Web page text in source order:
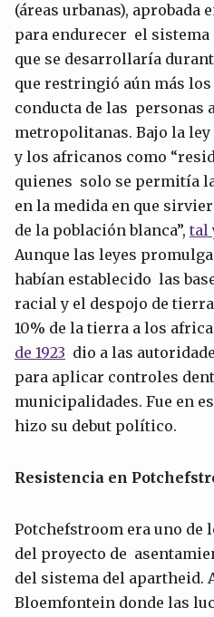
(áreas urbanas), aprobada
para endurecer el
que se desarrollaría
que restringió aún más
conducta de las personas
metropolitanas. Bajo la ley
y los africanos como
quienes solo se permitía
en la medida en que
de la población blanca”, tal
Aunque las leyes
habían establecido las
racial y el despojo de
10% de la tierra a los
de 1923 dio a las
para aplicar controles
municipalidades. Fue en
hizo su debut político.
Resistencia en
Potchefstroom era uno de
del proyecto de
del sistema del apartheid.
Bloemfontein donde las